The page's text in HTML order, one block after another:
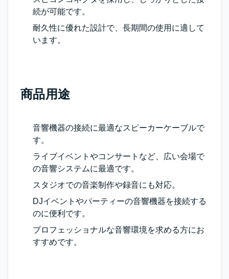
続が可能です。
耐久性に優れた設計で、長期間の使用に適して
います。
商品用途
音響機器の接続に最適なスピーカーケーブルで
す。
ライブイベントやコンサートなど、広い会場で
の音響システムに最適です。
スタジオでの音楽制作や録音にも対応。
DJイベントやパーティーの音響機器を接続する
のに便利です。
プロフェッショナルな音響環境を求める方にお
すすめです。